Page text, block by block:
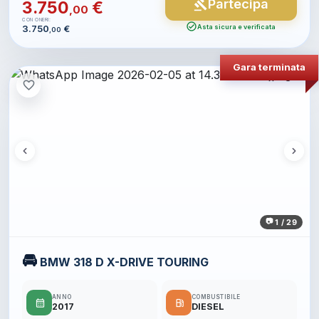
3.750,00 €
CON ONERI:
3.750 ,00 €
gavel Partecipa
check_circleAsta sicura e verificata
1 / 29
Gara terminata
favorite_border
🚘 BMW 318 D X-DRIVE TOURING
calendar_month
ANNO
2017 local_gas_station
COMBUSTIBILE
DIESEL